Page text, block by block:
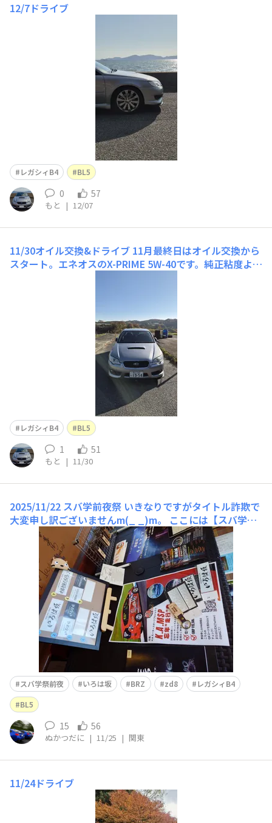
12/7ドライブ
レガシィB4 BL5
0 57
もと | 12/07
11/30オイル交換&ドライブ 11月最終日はオイル交換から
スタート。エネオスのX-PRIME 5W-40です。純正粘度より
いオイルですが、添加剤が多く入ってるからなのか
レガシィB4 BL5
1 51
もと | 11/30
2025/11/22 スバ学前夜祭 いきなりですがタイトル詐欺で
大変申し訳ございませんm(_ _)m。 ここには【スバ学
祭】に関する話は一切登場いたしません。 ご興味のな
い方はスルーしてくださいませ(笑) スバ学前日に息子
と2台で出発しました。 群馬は通過することは何度かあり
ましたが、目的地
スバ学祭前夜 いろは坂 BRZ zd8
レガシィB4
BL5
15 56
ぬかつだに | 11/25 | 関東
11/24ドライブ